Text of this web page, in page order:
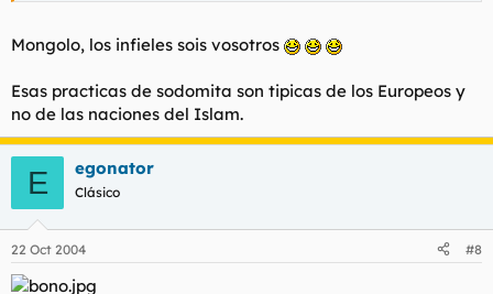
Mongolo, los infieles sois vosotros
Esas practicas de sodomita son tipicas de los Europeos y
no de las naciones del Islam.
E egonator
Clásico
22 Oct 2004 #8